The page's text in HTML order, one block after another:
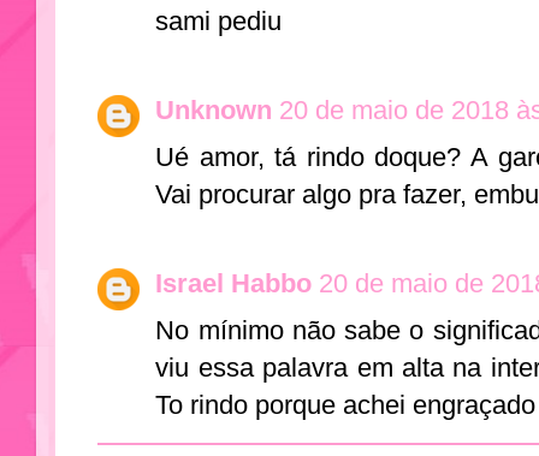
sami pediu
Unknown 20 de maio de 2018
Ué amor, tá rindo doque? A
Vai procurar algo pra fazer,
Israel Habbo 20 de maio de
No mínimo não sabe o
viu essa palavra em alta na
To rindo porque achei